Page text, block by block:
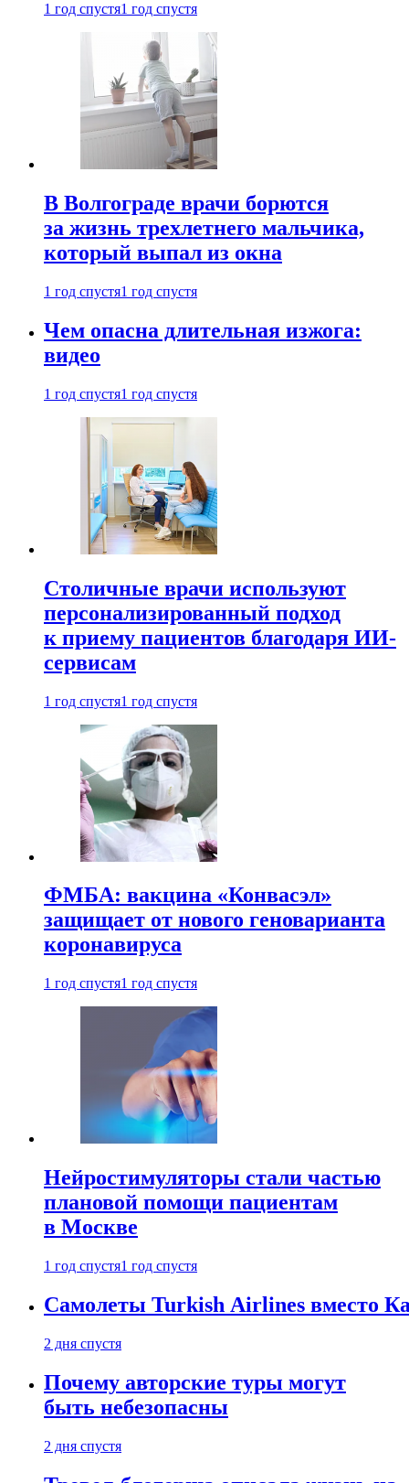
1 год спустя1 год спустя
В Волгограде врачи борются
за жизнь трехлетнего мальчика,
который выпал из окна
1 год спустя1 год спустя
Чем опасна длительная изжога:
видео
1 год спустя1 год спустя
Столичные врачи используют
персонализированный подход
к приему пациентов благодаря ИИ-
сервисам
1 год спустя1 год спустя
ФМБА: вакцина «Конвасэл»
защищает от нового геноварианта
коронавируса
1 год спустя1 год спустя
Нейростимуляторы стали частью
плановой помощи пациентам
в Москве
1 год спустя1 год спустя
Самолеты Turkish Airlines вместо
2 дня спустя
Почему авторские туры могут
быть небезопасны
2 дня спустя